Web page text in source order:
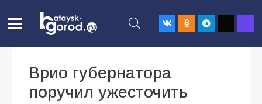
Врио губернатора
поручил ужесточить